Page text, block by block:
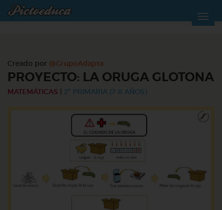
Creado por @GrupoAdapta
PROYECTO: LA ORUGA GLOTONA
MATEMÁTICAS 2º PRIMARIA (7-8 AÑOS)